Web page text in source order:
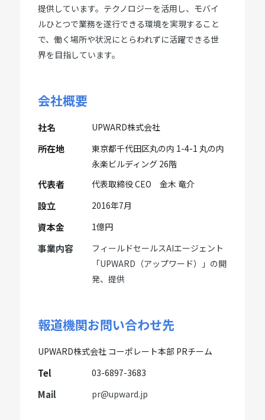
提供しています。テクノロジーを活用し、モバイ
ルひとつで業務を遂行できる環境を実現すること
で、働く場所や状況にとらわれずに活躍できる世
界を目指しています。
会社概要
社名 UPWARD株式会社
所在地
東京都千代田区丸の内 1-4-1 丸の内
永楽ビルディング 26階
代表者 代表取締役 CEO 金木 竜介
設立 2016年7月
資本金 1億円
事業内容
フィールドセールスAIエージェント
「UPWARD（アップワード）」の開
発、提供
報道機関お問い合わせ先
UPWARD株式会社 コーポレート本部 PRチーム
Tel 03-6897-3683
Mail pr@upward.jp